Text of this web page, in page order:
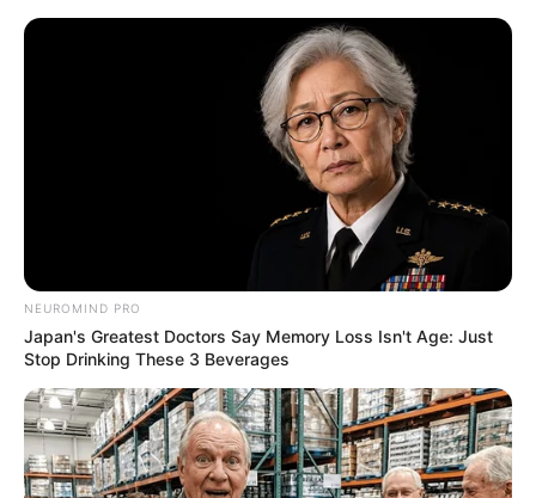
NEUROMIND PRO
Japan's Greatest Doctors Say Memory Loss Isn't Age: Just
Stop Drinking These 3 Beverages